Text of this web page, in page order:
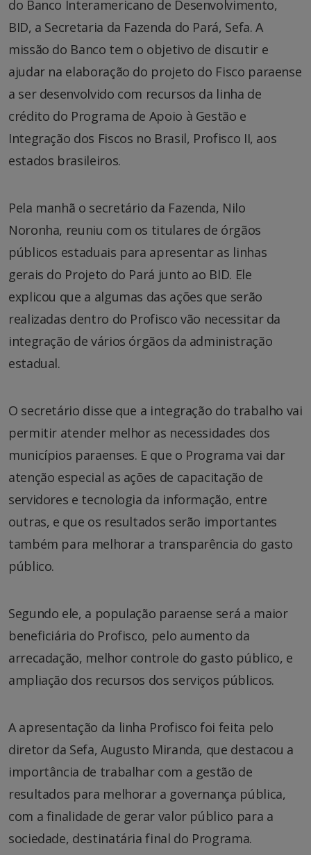
do Banco Interamericano de Desenvolvimento,
BID, a Secretaria da Fazenda do Pará, Sefa. A
missão do Banco tem o objetivo de discutir e
ajudar na elaboração do projeto do Fisco paraense
a ser desenvolvido com recursos da linha de
crédito do Programa de Apoio à Gestão e
Integração dos Fiscos no Brasil, Profisco II, aos
estados brasileiros.
Pela manhã o secretário da Fazenda, Nilo
Noronha, reuniu com os titulares de órgãos
públicos estaduais para apresentar as linhas
gerais do Projeto do Pará junto ao BID. Ele
explicou que a algumas das ações que serão
realizadas dentro do Profisco vão necessitar da
integração de vários órgãos da administração
estadual.
O secretário disse que a integração do trabalho vai
permitir atender melhor as necessidades dos
municípios paraenses. E que o Programa vai dar
atenção especial as ações de capacitação de
servidores e tecnologia da informação, entre
outras, e que os resultados serão importantes
também para melhorar a transparência do gasto
público.
Segundo ele, a população paraense será a maior
beneficiária do Profisco, pelo aumento da
arrecadação, melhor controle do gasto público, e
ampliação dos recursos dos serviços públicos.
A apresentação da linha Profisco foi feita pelo
diretor da Sefa, Augusto Miranda, que destacou a
importância de trabalhar com a gestão de
resultados para melhorar a governança pública,
com a finalidade de gerar valor público para a
sociedade, destinatária final do Programa.